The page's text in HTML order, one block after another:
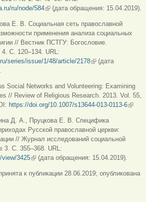
ru/node/584(внешняя ссылка)
(дата обращения: 15.04.2019).
Е. В. Социальная сеть православной
применения анализа социальных
// Вестник ПСТГУ: Богословие.
С. 120–134. URL:
series/issue/1/48/article/2178(внешняя ссылка)
(дата
Social Networks and Volunteering: Examining
// Review of Religious Research. 2013. Vol. 55,
https://doi.org/10.1007/s13644-013-0113-6
Д. А., Пруцкова Е. В. Специфика
Русской православной церкви:
// Журнал исследований социальной
3. С. 355–368. URL:
3425(внешняя ссылка)
(дата обращения: 15.04.2019).
к публикации 28.06.2019; опубликована